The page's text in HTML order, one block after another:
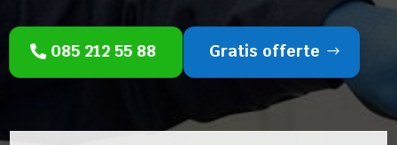
085 212 55 88 Gratis offerte